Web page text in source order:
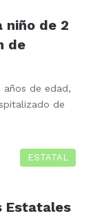
niño de 2
de
años de edad,
de
ESTATAL
Estatales